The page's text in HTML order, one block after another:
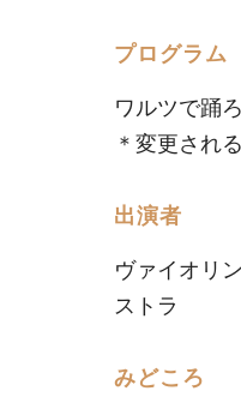
プログラム
ワルツで踊
＊変更され
出演者
ヴァイオリ
ストラ
みどころ